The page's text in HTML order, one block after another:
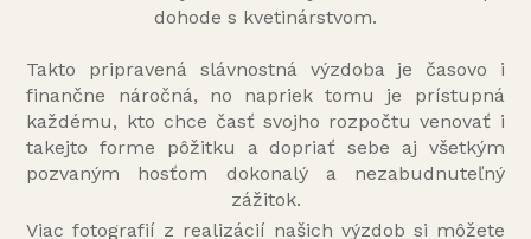
dohode s kvetinárstvom.
Takto pripravená slávnostná výzdoba je časovo i
finančne náročná, no napriek tomu je prístupná
každému, kto chce časť svojho rozpočtu venovať i
takejto forme pôžitku a dopriať sebe aj všetkým
pozvaným hosťom dokonalý a nezabudnuteľný
zážitok.
Viac fotografií z realizácií našich výzdob si môžete